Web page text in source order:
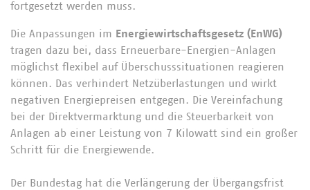
fortgesetzt werden muss.
Die Anpassungen im Energiewirtschaftsgesetz (EnWG)
tragen dazu bei, dass Erneuerbare-Energien-Anlagen
möglichst flexibel auf Überschusssituationen reagieren
können. Das verhindert Netzüberlastungen und wirkt
negativen Energiepreisen entgegen. Die Vereinfachung
bei der Direktvermarktung und die Steuerbarkeit von
Anlagen ab einer Leistung von 7 Kilowatt sind ein großer
Schritt für die Energiewende.
Der Bundestag hat die Verlängerung der Übergangsfrist